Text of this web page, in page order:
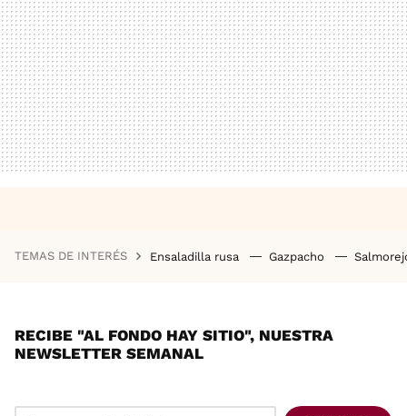
TEMAS DE INTERÉS Ensaladilla rusa Gazpacho
RECIBE "AL FONDO HAY SITIO", NUESTRA
NEWSLETTER SEMANAL